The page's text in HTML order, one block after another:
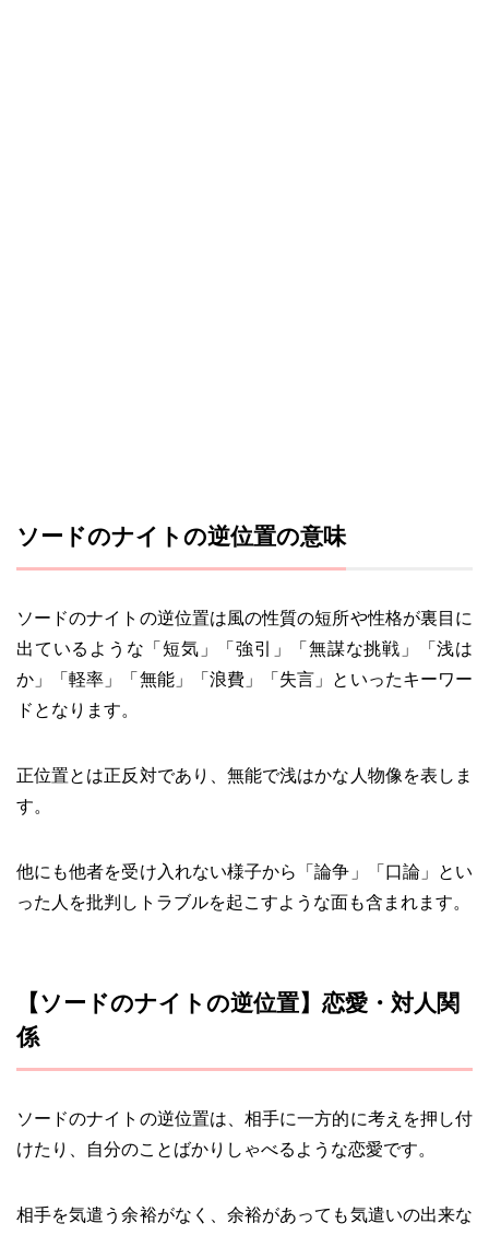
ソードのナイトの逆位置の意味
ソードのナイトの逆位置は風の性質の短所や性格が裏目に
出ているような「短気」「強引」「無謀な挑戦」「浅は
か」「軽率」「無能」「浪費」「失言」といったキーワー
ドとなります。
正位置とは正反対であり、無能で浅はかな人物像を表しま
す。
他にも他者を受け入れない様子から「論争」「口論」とい
った人を批判しトラブルを起こすような面も含まれます。
【ソードのナイトの逆位置】恋愛・対人関
係
ソードのナイトの逆位置は、相手に一方的に考えを押し付
けたり、自分のことばかりしゃべるような恋愛です。
相手を気遣う余裕がなく、余裕があっても気遣いの出来な